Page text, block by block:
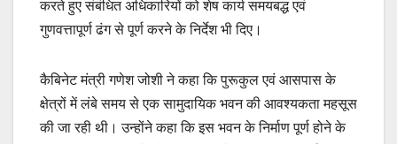
करते हुए संबंधित अधिकारियों को शेष कार्य समयबद्ध एवं
गुणवत्तापूर्ण ढंग से पूर्ण करने के निर्देश भी दिए।
कैबिनेट मंत्री गणेश जोशी ने कहा कि पुरूकुल एवं आसपास के
क्षेत्रों में लंबे समय से एक सामुदायिक भवन की आवश्यकता महसूस
की जा रही थी। उन्होंने कहा कि इस भवन के निर्माण पूर्ण होने के